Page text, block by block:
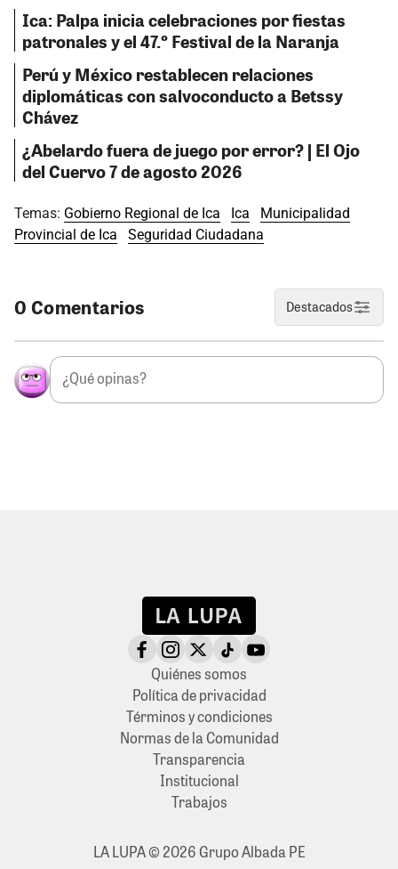
Ica: Palpa inicia celebraciones por fiestas
patronales y el 47.º Festival de la Naranja
Perú y México restablecen relaciones
diplomáticas con salvoconducto a Betssy
Chávez
¿Abelardo fuera de juego por error? | El Ojo
del Cuervo 7 de agosto 2026
Temas: Gobierno Regional de Ica Ica
Municipalidad
Provincial de Ica
Seguridad Ciudadana
0 Comentarios Destacados
Quiénes somos
Política de privacidad
Términos y condiciones
Normas de la Comunidad
Transparencia
Institucional
Trabajos
LA LUPA © 2026 Grupo Albada PE